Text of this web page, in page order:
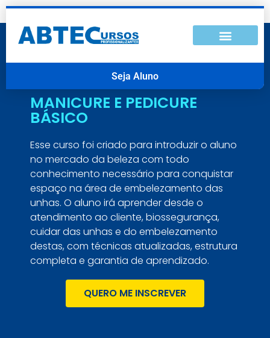
Seja Aluno
MANICURE E PEDICURE
BÁSICO
Esse curso foi criado para introduzir o aluno
no mercado da beleza com todo
conhecimento necessário para conquistar
espaço na área de embelezamento das
unhas. O aluno irá aprender desde o
atendimento ao cliente, biossegurança,
cuidar das unhas e do embelezamento
destas, com técnicas atualizadas, estrutura
completa e garantia de aprendizado.
QUERO ME INSCREVER